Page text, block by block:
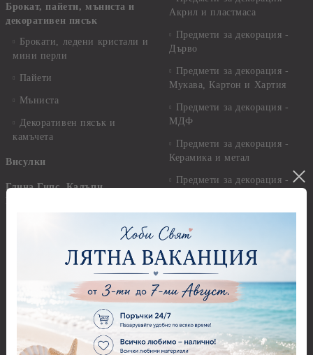
Брокат, пайети, мъниста и
декоративен пясък
Брокати, ледени кристали и
мини перли
Пайети
Мъниста
Декоративен пясък и
камъчета
Висулки
Глина,Гипс, Калъпи,
Елементи, Инструменти
Елементи от полимерна
глина и полирезин
Пластични елементи
Инструменти за моделиране
Молдове и шаблони
Акрил и пластмаса
Предмети за декорация -
Дърво
Предмети за декорация -
Мукава, Картон и Хартия
Предмети за декорация -
МДФ
Предмети за декорация -
Керамика и метал
Предмети за декорация -
Стъкло
Предмети за декорация -
Плат, органза, зебло,
целофан
Пънчове Перфоратори
Перфоратори до 2,50 см
Перфоратори 2,50 см